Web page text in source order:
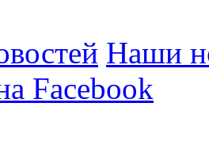
Наши
Facebook